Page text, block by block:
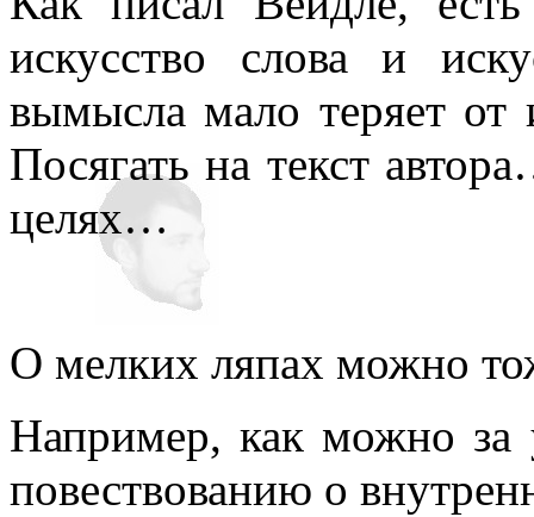
искусство слова и
вымысла мало теряет
Посягать на текст
целях…
О мелких ляпах можно
Например, как можно за
повествованию о